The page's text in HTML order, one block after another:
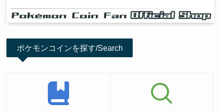
ポケモンコインを探す/Search